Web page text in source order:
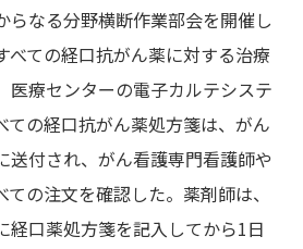
らなる分野横断作業部会を開催し
べての経口抗がん薬に対する治療
医療センターの電子カルテシステ
ての経口抗がん薬処方箋は、がん
送付され、がん看護専門看護師や
の注文を確認した。薬剤師は、
経口薬処方箋を記入してから1日